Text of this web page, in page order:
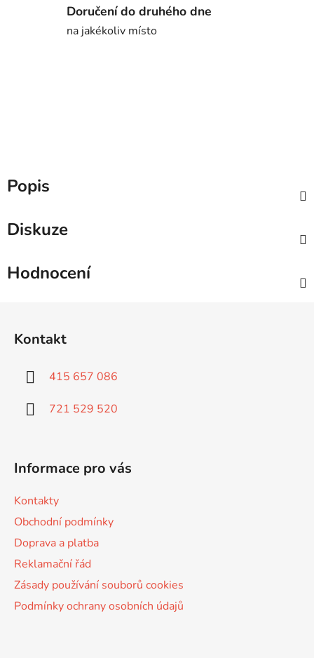
Doručení do druhého dne
na jakékoliv místo
Popis
Diskuze
Hodnocení
Kontakt
415 657 086
721 529 520
Informace pro vás
Kontakty
Obchodní podmínky
Doprava a platba
Reklamační řád
Zásady používání souborů cookies
Podmínky ochrany osobních údajů